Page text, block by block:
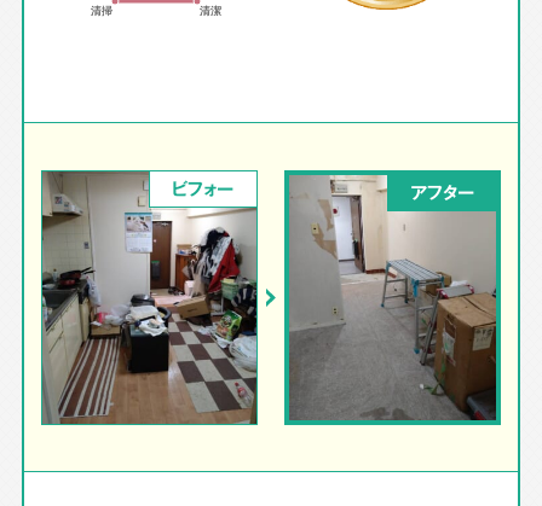
ビフォー アフター